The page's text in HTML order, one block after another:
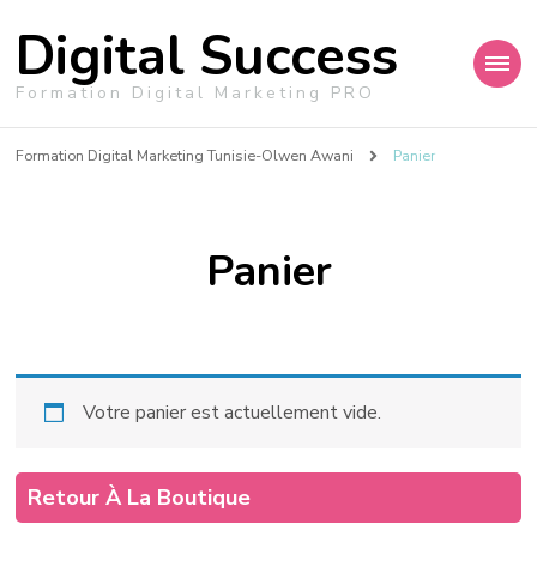
Digital Success
Formation Digital Marketing PRO
Formation Digital Marketing Tunisie-Olwen Awani Panier
Panier
Votre panier est actuellement vide.
Retour À La Boutique